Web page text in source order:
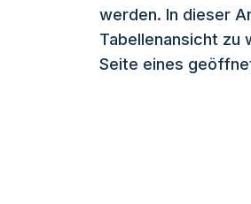
werden. In dieser
Tabellenansicht zu
Seite eines